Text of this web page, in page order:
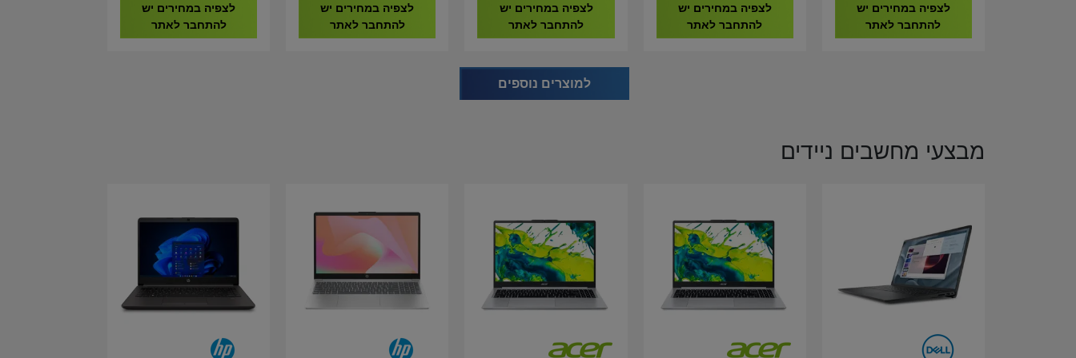
לצפיה במחירים יש
להתחבר לאתר
9020296-EU
לצפיה במחירים יש
להתחבר לאתר
9020293-EU
לצפיה במחירים יש
להתחבר לאתר
9020292-EU
לצפיה במחירים יש
להתחבר לאתר
CMH32GX5M2B6000C38
לצפיה במחירים יש
להתחבר לאתר
למוצרים נוספים
מבצעי מחשבים ניידים